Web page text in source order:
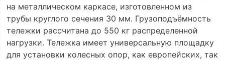
на металлическом каркасе, изготовленном из
трубы круглого сечения 30 мм. Грузоподъёмность
тележки рассчитана до 550 кг распределенной
нагрузки. Тележка имеет универсальную площадку
для установки колесных опор, как европейских, так